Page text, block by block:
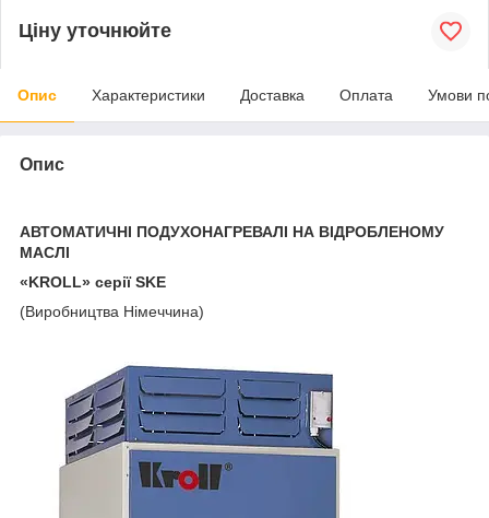
Ціну уточнюйте
Опис Характеристики Доставка Оплата Умови
Опис
АВТОМАТИЧНІ ПОДУХОНАГРЕВАЛІ НА ВІДРОБЛЕНОМУ
МАСЛІ
«KROLL» серії SKE
(Виробництва Німеччина)